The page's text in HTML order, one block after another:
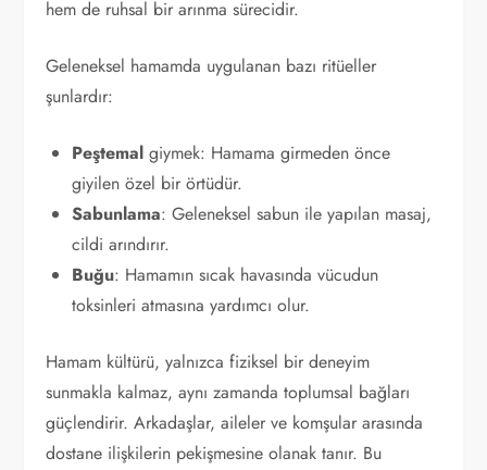
hem de ruhsal bir arınma sürecidir.
Geleneksel hamamda uygulanan bazı ritüeller
şunlardır:
Peştemal giymek: Hamama girmeden önce
giyilen özel bir örtüdür.
Sabunlama: Geleneksel sabun ile yapılan masaj,
cildi arındırır.
Buğu: Hamamın sıcak havasında vücudun
toksinleri atmasına yardımcı olur.
Hamam kültürü, yalnızca fiziksel bir deneyim
sunmakla kalmaz, aynı zamanda toplumsal bağları
güçlendirir. Arkadaşlar, aileler ve komşular arasında
dostane ilişkilerin pekişmesine olanak tanır. Bu